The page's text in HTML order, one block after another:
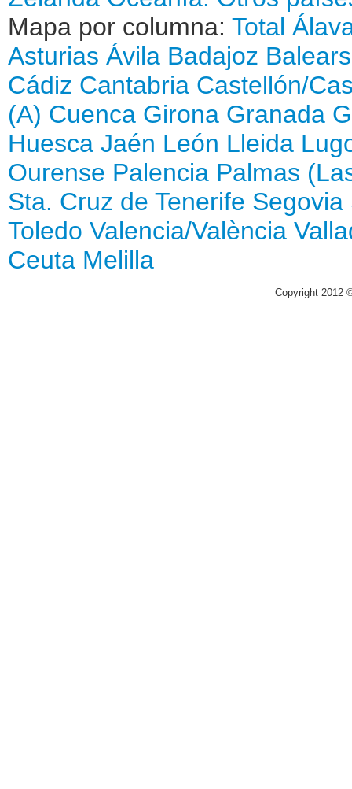
Mapa por columna: Total
Asturias Ávila Badajoz
Cádiz Cantabria Castellón/
(A) Cuenca Girona Granada
Huesca Jaén León Lleida
Ourense Palencia Palmas
Sta. Cruz de Tenerife Segovia
Toledo Valencia/València
Ceuta Melilla
Copyright 2012